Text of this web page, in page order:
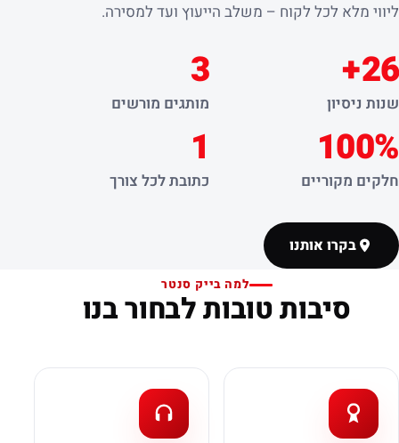
ליווי מלא לכל לקוח – משלב הייעוץ ועד למסירה.
26+
שנות ניסיון
3
מותגים מורשים
100%
חלקים מקוריים
1
כתובת לכל צורך
בקרו אותנו
למה בייק סנטר
סיבות טובות לבחור בנו